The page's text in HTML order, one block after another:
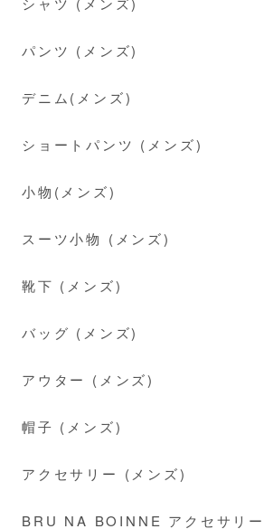
パンツ (メンズ)
デニム(メンズ)
ショートパンツ (メンズ)
小物(メンズ)
スーツ小物 (メンズ)
靴下 (メンズ)
バッグ (メンズ)
アウター (メンズ)
帽子 (メンズ)
アクセサリー (メンズ)
BRU NA BOINNE アクセサリー